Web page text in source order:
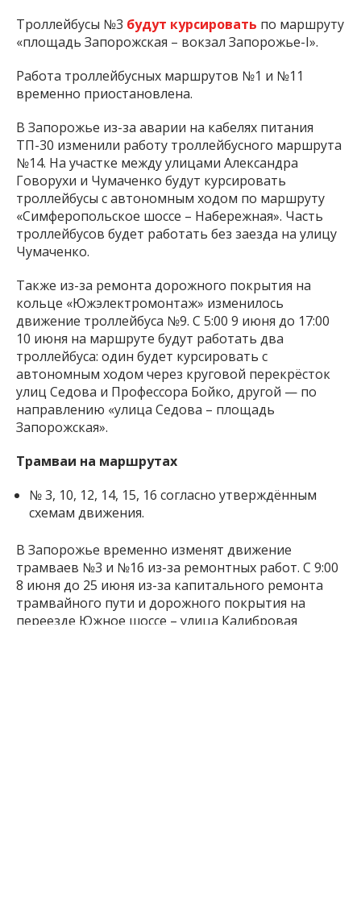
Троллейбусы №3 будут курсировать по маршруту
«площадь Запорожская – вокзал Запорожье-I».
Работа троллейбусных маршрутов №1 и №11
временно приостановлена.
В Запорожье из-за аварии на кабелях питания
ТП-30 изменили работу троллейбусного маршрута
№14. На участке между улицами Александра
Говорухи и Чумаченко будут курсировать
троллейбусы с автономным ходом по маршруту
«Симферопольское шоссе – Набережная». Часть
троллейбусов будет работать без заезда на улицу
Чумаченко.
Также из-за ремонта дорожного покрытия на
кольце «Южэлектромонтаж» изменилось
движение троллейбуса №9. С 5:00 9 июня до 17:00
10 июня на маршруте будут работать два
троллейбуса: один будет курсировать с
автономным ходом через круговой перекрёсток
улиц Седова и Профессора Бойко, другой — по
направлению «улица Седова – площадь
Запорожская».
Трамваи на маршрутах
№ 3, 10, 12, 14, 15, 16 согласно утверждённым
схемам движения.
В Запорожье временно изменят движение
трамваев №3 и №16 из-за ремонтных работ. С 9:00
8 июня до 25 июня из-за капитального ремонта
трамвайного пути и дорожного покрытия на
переезде Южное шоссе – улица Калибровая